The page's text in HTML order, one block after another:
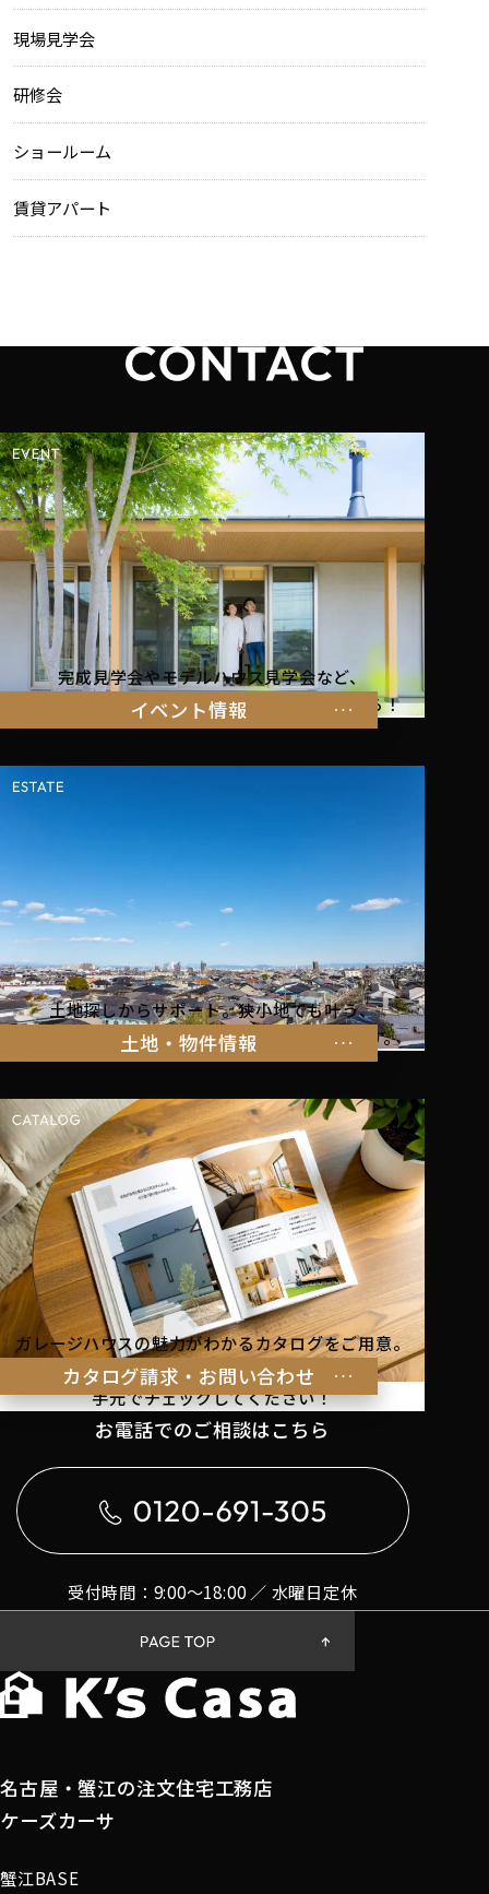
現場見学会
研修会
ショールーム
賃貸アパート
イベント情報
完成見学会やモデルハウス見学会など、
暮らしを体感できるイベント情報はこちらから！
土地・物件情報
土地探しからサポート。狭小地でも叶う、
家族の暮らしにぴったりな物件をご紹介します。
カタログ請求・お問い合わせ
ガレージハウスの魅力がわかるカタログをご用意。
理想の暮らしのヒントを
手元でチェックしてください！
お電話でのご相談はこちら
受付時間：9:00〜18:00 ／ 水曜日定休
名古屋・蟹江の注文住宅工務店
ケーズカーサ
蟹江BASE